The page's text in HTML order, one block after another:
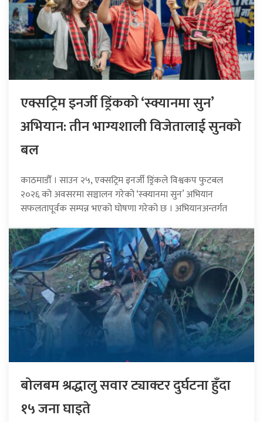
एक्सट्रिम इनर्जी ड्रिंकको ‘स्क्यानमा सुन’
अभियान: तीन भाग्यशाली विजेतालाई सुनको
बल
काठमाडौँ । साउन २५, एक्सट्रिम इनर्जी ड्रिंकले विश्वकप फुटबल
२०२६ को अवसरमा सञ्चालन गरेको ‘स्क्यानमा सुन’ अभियान
सफलतापूर्वक सम्पन्न भएको घोषणा गरेको छ । अभियानअन्तर्गत
बोलबम श्रद्धालु सवार ट्याक्टर दुर्घटना हुँदा
१५ जना घाइते